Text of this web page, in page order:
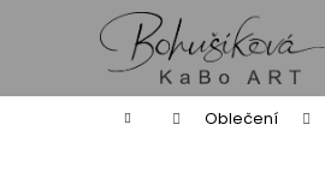
Domů Oblečení
í
Zpět
do
Zpět
do